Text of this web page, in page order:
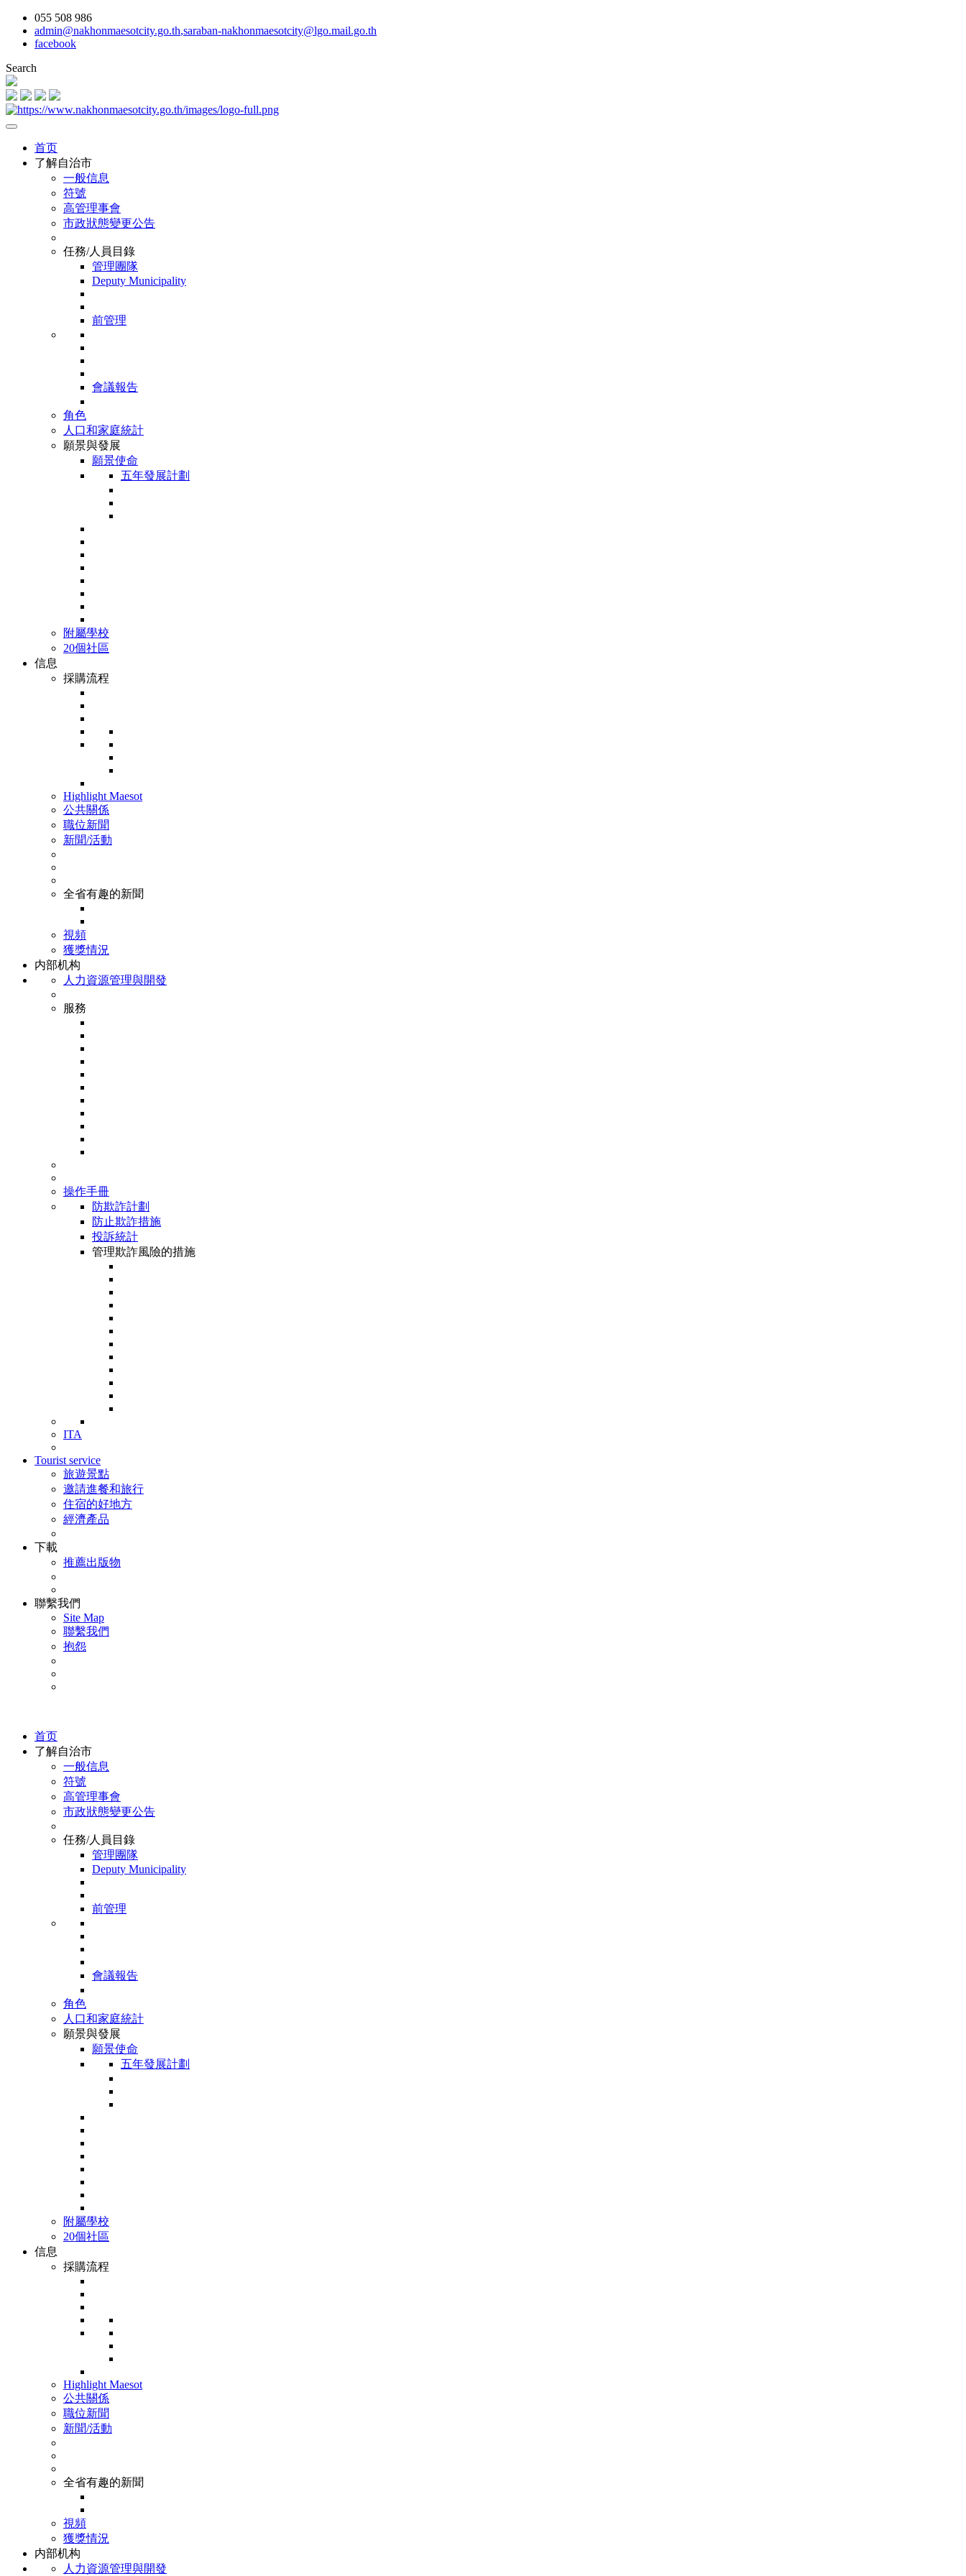
055 508 986
admin@nakhonmaesotcity.go.th,saraban-nakhonmaesotcity@lgo.mail.go.th
facebook
Search
首页
了解自治市
一般信息
符號
高管理事會
市政狀態變更公告
任務/人員目錄
管理團隊
Deputy Municipality
前管理
會議報告
角色
人口和家庭統計
願景與發展
願景使命
五年發展計劃
附屬學校
20個社區
信息
採購流程
Highlight Maesot
公共關係
職位新聞
新聞/活動
全省有趣的新聞
視頻
獲獎情況
内部机构
人力資源管理與開發
服務
操作手冊
防欺詐計劃
防止欺詐措施
投訴統計
管理欺詐風險的措施
ITA
Tourist service
旅遊景點
邀請進餐和旅行
住宿的好地方
經濟產品
下載
推薦出版物
聯繫我們
Site Map
聯繫我們
抱怨
首页
了解自治市
一般信息
符號
高管理事會
市政狀態變更公告
任務/人員目錄
管理團隊
Deputy Municipality
前管理
會議報告
角色
人口和家庭統計
願景與發展
願景使命
五年發展計劃
附屬學校
20個社區
信息
採購流程
Highlight Maesot
公共關係
職位新聞
新聞/活動
全省有趣的新聞
視頻
獲獎情況
内部机构
人力資源管理與開發